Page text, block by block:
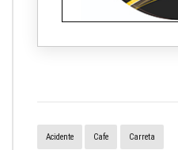
Acidente Cafe Carreta